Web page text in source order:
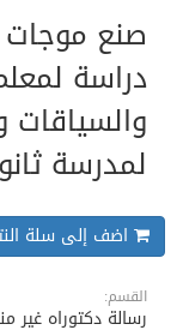
صنع
دراسة
لمدرسة
اضف إلى سلة
القسم:
رسالة دكتوراه غير